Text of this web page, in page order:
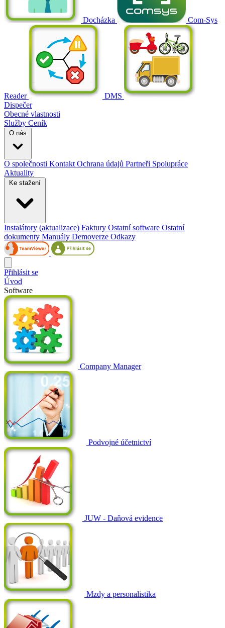
Docházka Com-Sys
Reader
DMS
Dispečer
Obecné vlastnosti
Služby Ceník
O nás
O společnosti Kontakt Ochrana údajů Partneři Spolupráce
Aktuality
Ke stažení
Instalátory (aktualizace) Faktury Ostatní software Ostatní
dokumenty Manuály Demoverze Odkazy
Přihlásit se
Úvod
Software
Company Manager
Podvojné účetnictví
JUW - Daňová evidence
Mzdy a personalistika